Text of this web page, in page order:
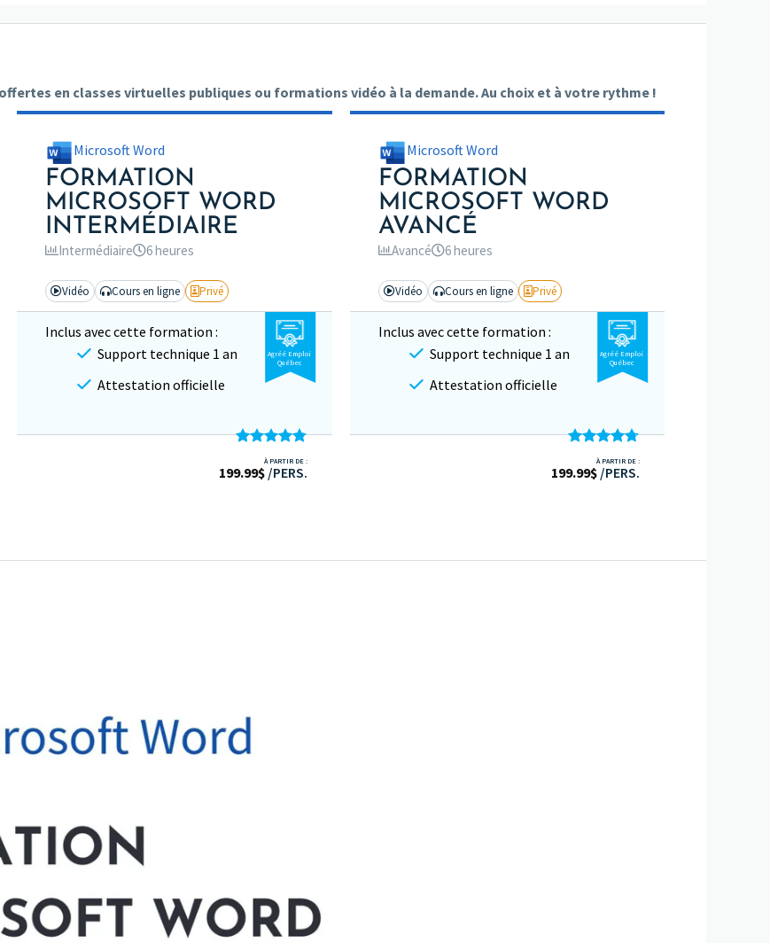
en classes virtuelles publiques ou formations vidéo à la demande. Au choix et à votre rythme !
Microsoft Word
FORMATION
MICROSOFT WORD
INTERMÉDIAIRE
Intermédiaire 6 heures
Vidéo Cours en ligne Privé
Inclus avec cette formation :
Support technique 1 an
Attestation officielle
Agréé Emploi
Québec
Note4.73
sur 5
À PARTIR DE :
199.99$/PERS.
Microsoft Word
FORMATION
MICROSOFT WORD
AVANCÉ
Avancé 6 heures
Vidéo Cours en ligne Privé
Inclus avec cette formation :
Support technique 1 an
Attestation officielle
Agréé Emploi
Québec
Note4.66
sur 5
À PARTIR DE :
199.99$ /PERS.